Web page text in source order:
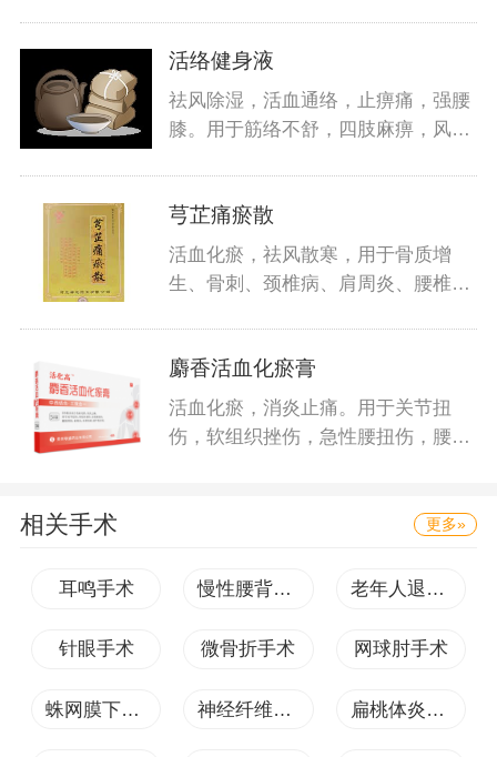
活络健身液
祛风除湿，活血通络，止痹痛，强腰
膝。用于筋络不舒，四肢麻痹，风湿
芎芷痛瘀散
活血化瘀，祛风散寒，用于骨质增
生、骨刺、颈椎病、肩周炎、腰椎
麝香活血化瘀膏
活血化瘀，消炎止痛。用于关节扭
伤，软组织挫伤，急性腰扭伤，腰肌
相关手术 更多»
耳鸣手术 慢性腰背痛手术 老年人退行性骨关节病手术
针眼手术 微骨折手术 网球肘手术
蛛网膜下腔出血手术 神经纤维瘤手术 扁桃体炎手术